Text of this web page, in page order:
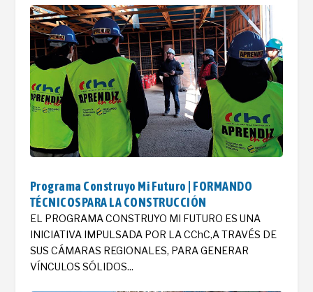
Programa Construyo Mi Futuro | FORMANDO
TÉCNICOSPARA LA CONSTRUCCIÓN
EL PROGRAMA CONSTRUYO MI FUTURO ES UNA
INICIATIVA IMPULSADA POR LA CChC,A TRAVÉS DE
SUS CÁMARAS REGIONALES, PARA GENERAR
VÍNCULOS SÓLIDOS...